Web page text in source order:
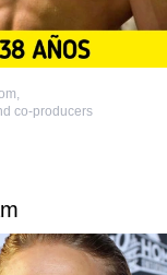
,
co-producers